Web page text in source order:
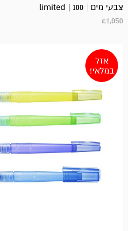
צבעי מים | 100 | limited
₪1,050
אזל
במלאי!